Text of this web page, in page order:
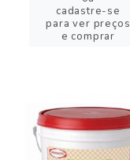
cadastre-se
para ver preços
e comprar